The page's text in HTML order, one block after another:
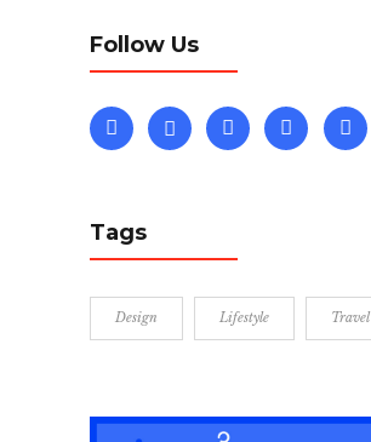
Follow Us
Tags
Design Lifestyle Travel